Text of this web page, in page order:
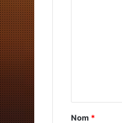
a
Nom *